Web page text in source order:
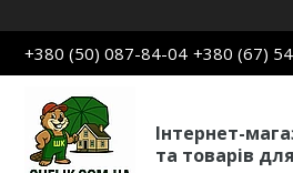
+380 (50) 087-84-04 +380 (67)
Інтернет-
та товарів